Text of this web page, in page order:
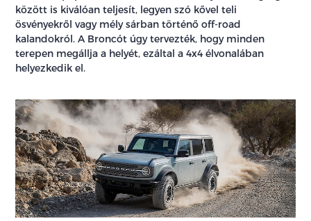
között is kiválóan teljesít, legyen szó kővel teli
ösvényekről vagy mély sárban történő off-road
kalandokról. A Broncót úgy tervezték, hogy minden
terepen megállja a helyét, ezáltal a 4x4 élvonalában
helyezkedik el.